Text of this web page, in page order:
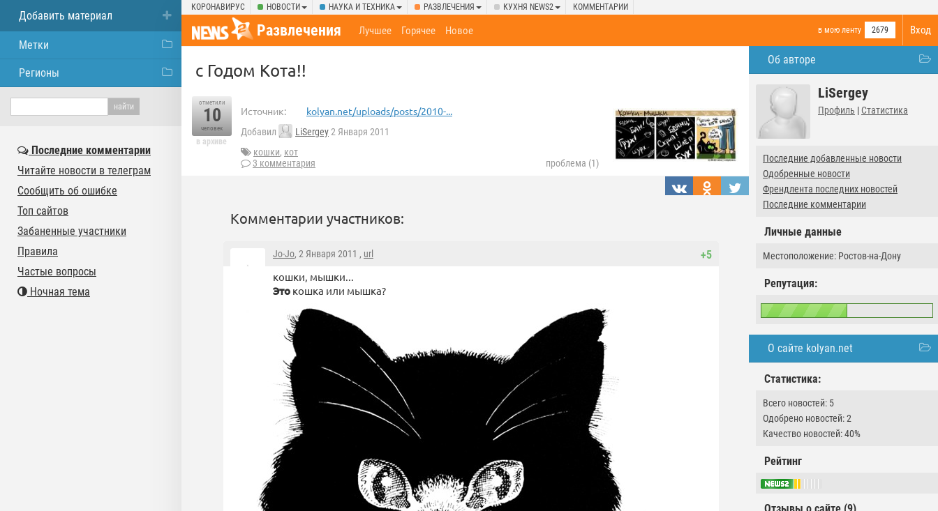
КОРОНАВИРУС НОВОСТИ НАУКА И ТЕХНИКА РАЗВЛЕЧЕНИЯ КУХНЯ NEWS2 КОММЕНТАРИИ
Вход
Развлечения в мою ленту 2679
Лучшее Горячее Новое
Об авторе
LiSergey
Профиль | Статистика
Последние добавленные новости
Одобренные новости
Френдлента последних новостей
Последние комментарии
Личные данные
Местоположение: Ростов-на-Дону
Репутация:
О сайте kolyan.net
Статистика:
Всего новостей: 5
Одобрено новостей: 2
Качество новостей: 40%
Рейтинг
с Годом Кота!!
отметили
10
человек
в архиве
Источник: kolyan.net/uploads/posts/2010-...
Добавил LiSergey2 Января 2011
кошки, кот
3 комментария
проблема (1)
Комментарии участников:
+5
Jo-Jo, 2 Января 2011 , url
кошки, мышки...
Это кошка или мышка?
Добавить материал
Метки
Регионы
Последние комментарии
Читайте новости в телеграм
Сообщить об ошибке
Топ сайтов
Забаненные участники
Правила
Частые вопросы
Ночная тема